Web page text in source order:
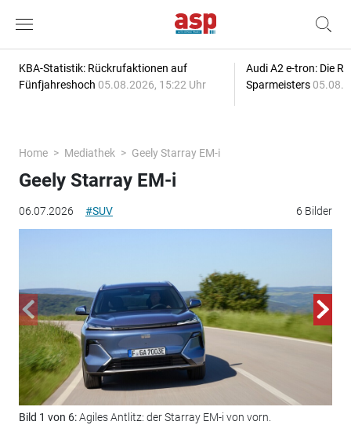
KBA-Statistik: Rückrufaktionen auf
Fünfjahreshoch 05.08.2026, 15:22 Uhr
Audi A2 e-tron: Die
Sparmeisters
Home Mediathek Geely Starray EM-i
06.07.2026 #SUV 6 Bilder
Geely Starray EM-i
Bild 1 von 6:Agiles Antlitz: der Starray EM-i von vorn.